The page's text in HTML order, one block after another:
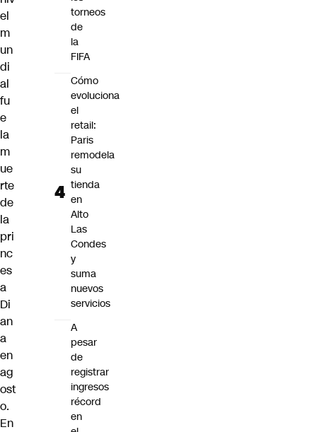
el
m
un
di
al
fu
e
la
m
ue
rte
de
la
pri
nc
es
a
Di
an
a
en
ag
ost
o.
En
torneos
de
la
FIFA
Cómo
evoluciona
el
retail:
Paris
remodela
su
tienda
en
Alto
Las
Condes
y
suma
nuevos
servicios
A
pesar
de
registrar
ingresos
récord
en